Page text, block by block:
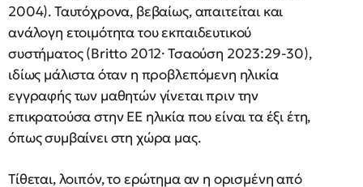
2004). Ταυτόχρονα, βεβαίως, απαιτείται και
ανάλογη ετοιμότητα του εκπαιδευτικού
συστήματος (Britto 2012· Τσαούση 2023:29-30),
ιδίως μάλιστα όταν η προβλεπόμενη ηλικία
εγγραφής των μαθητών γίνεται πριν την
επικρατούσα στην ΕΕ ηλικία που είναι τα έξι έτη,
όπως συμβαίνει στη χώρα μας.
Τίθεται, λοιπόν, το ερώτημα αν η ορισμένη από